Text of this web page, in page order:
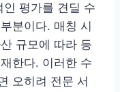
평가를 견딜 수
분이다. 매칭 시
규모에 따라 등
한다. 이러한 수
오히려 전문 서